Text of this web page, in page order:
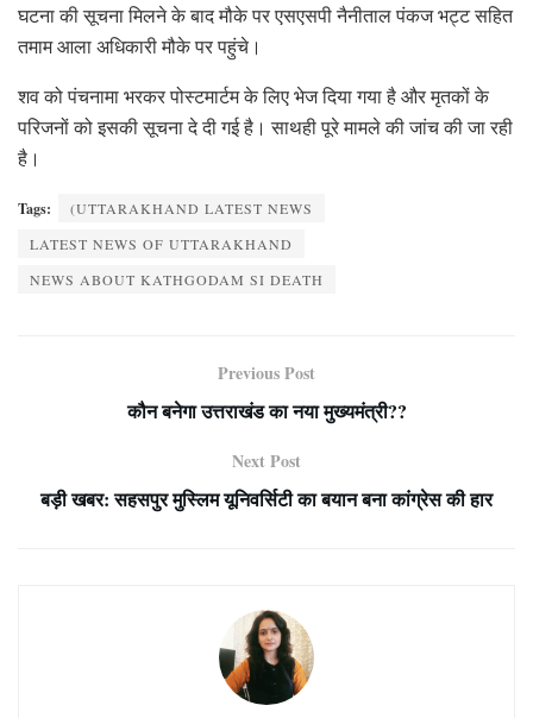
घटना की सूचना मिलने के बाद मौके पर एसएसपी नैनीताल पंकज भट्ट सहित
तमाम आला अधिकारी मौके पर पहुंचे।
शव को पंचनामा भरकर पोस्टमार्टम के लिए भेज दिया गया है और मृतकों के
परिजनों को इसकी सूचना दे दी गई है। साथही पूरे मामले की जांच की जा रही
है।
Tags:
(UTTARAKHAND LATEST NEWS
LATEST NEWS OF UTTARAKHAND
NEWS ABOUT KATHGODAM SI DEATH
Previous Post
कौन बनेगा उत्तराखंड का नया मुख्यमंत्री??
Next Post
बड़ी खबर: सहसपुर मुस्लिम यूनिवर्सिटी का बयान बना कांग्रेस की हार